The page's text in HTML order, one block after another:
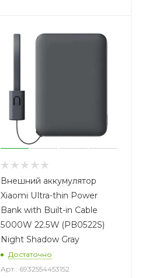
Внешний аккумулятор
Xiaomi Ultra-thin Power
Bank with Built-in Cable
5000W 22.5W (PB0522S)
Night Shadow Gray
Достаточно
Арт.: 6932554453152